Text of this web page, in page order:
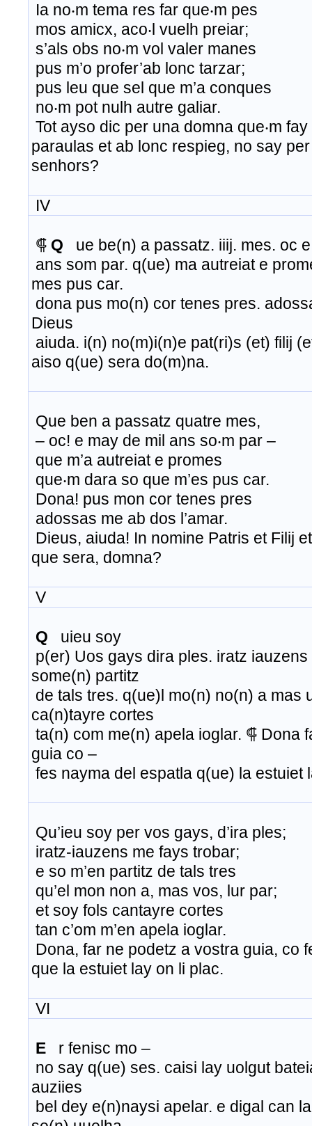
Ia no‧m tema res far que‧m pes
mos amicx, aco‧l vuelh preiar;
s’als obs no‧m vol valer manes
pus m’o profer’ab lonc tarzar;
pus leu que sel que m’a conques
no‧m pot nulh autre galiar.
Tot ayso dic per una domna que‧m
paraulas et ab lonc respieg, no say
senhors?
IV
⸿ Q ue be(n) a passatz. iiij. mes. oc
ans som par. q(ue) ma autreiat e
mes pus car.
dona pus mo(n) cor tenes pres.
Dieus
aiuda. i(n) no(m)i(n)e pat(ri)s (et) filij
aiso q(ue) sera do(m)na.
Que ben a passatz quatre mes,
– oc! e may de mil ans so‧m par –
que m’a autreiat e promes
que‧m dara so que m’es pus car.
Dona! pus mon cor tenes pres
adossas me ab dos l’amar.
Dieus, aiuda! In nomine Patris et Filij
que sera, domna?
V
Q uieu soy
p(er) Uos gays dira ples. iratz
some(n) partitz
de tals tres. q(ue)l mo(n) no(n) a mas
ca(n)tayre cortes
ta(n) com me(n) apela ioglar. ⸿ Dona
guia co –
fes nayma del espatla q(ue) la estuiet
Qu’ieu soy per vos gays, d’ira ples;
iratz-iauzens me fays trobar;
e so m’en partitz de tals tres
qu’el mon non a, mas vos, lur par;
et soy fols cantayre cortes
tan c’om m’en apela ioglar.
Dona, far ne podetz a vostra guia, co
que la estuiet lay on li plac.
VI
E r fenisc mo –
no say q(ue) ses. caisi lay uolgut
auziies
bel dey e(n)naysi apelar. e digal can